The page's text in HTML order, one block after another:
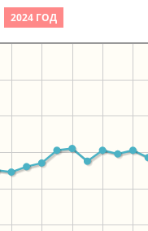
2024 ГОД